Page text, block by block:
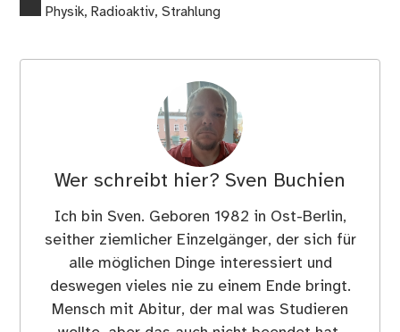
Physik, Radioaktiv,Strahlung
Wer schreibt hier? Sven Buchien
Ich bin Sven. Geboren 1982 in Ost-Berlin,
seither ziemlicher Einzelgänger, der sich für
alle möglichen Dinge interessiert und
deswegen vieles nie zu einem Ende bringt.
Mensch mit Abitur, der mal was Studieren